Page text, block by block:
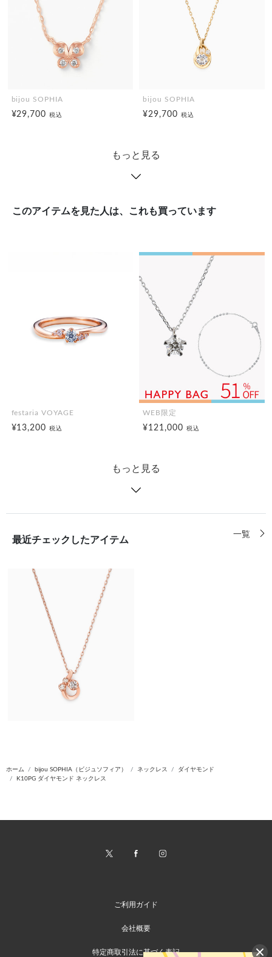
bijou SOPHIA
¥29,700税込
bijou SOPHIA
¥29,700 税込
もっと見る
このアイテムを見た人は、これも買っています
festaria VOYAGE
¥13,200税込
WEB限定
¥121,000 税込
もっと見る
最近チェックしたアイテム
一覧
ホーム bijou SOPHIA（ビジュソフィア） ネックレス
ダイヤモンド
K10PG ダイヤモンド ネックレス
ご利用ガイド
会社概要
特定商取引法に基づく表記